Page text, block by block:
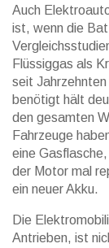
Auch
ist, wenn die
Flüssiggas als
seit
benötigt hält
den gesamten
Fahrzeuge
eine
der Motor mal
ein neuer Akku.
Die
Antrieben, ist